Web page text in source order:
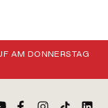
AM DONNERSTAG